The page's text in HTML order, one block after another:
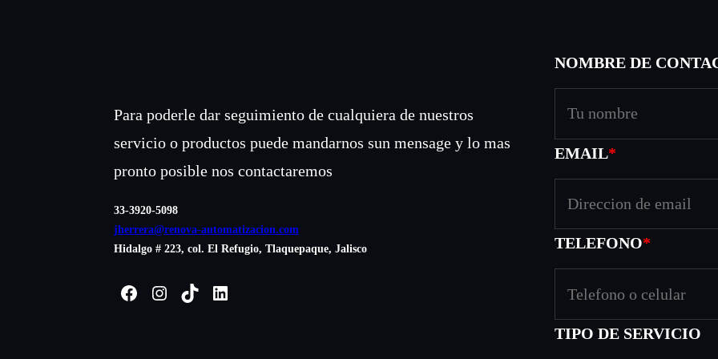
h
a
s
t
a
$
CORREO ELECTRÓNICO
Guardar mi nombre, correo electrónico y sitio web en este navegador para la próxima vez que haga un comentario.
Para poderle dar seguimiento de cualquiera de nuestros
servicio o productos puede mandarnos sun mensage y lo mas
pronto posible nos contactaremos
33-3920-5098
jherrera@renova-automatizacion.com
Hidalgo # 223, col. El Refugio, Tlaquepaque, Jalisco
Facebook
Instagram
TikTokLinkedIn
NOMBRE DE
EMAIL*
TELEFONO*
TIPO DE SERVICIO